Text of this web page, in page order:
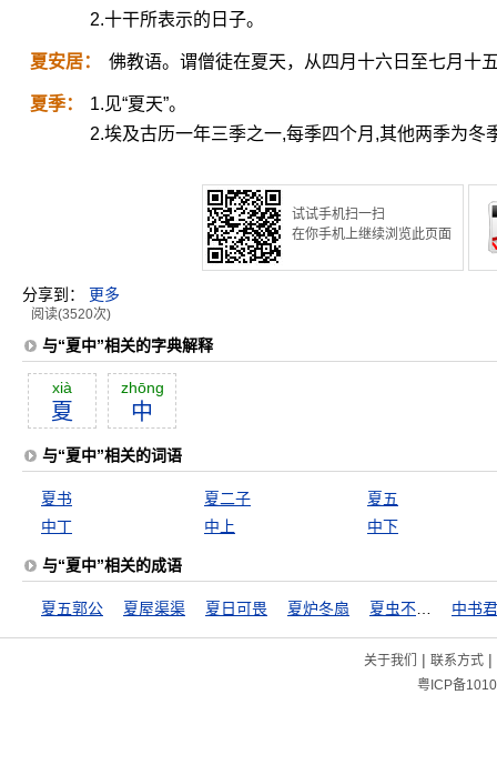
2.十干所表示的日子。
夏安居： 佛教语。谓僧徒在夏天，从四月十六日至七月十
夏季：
1.见“夏天”。
2.埃及古历一年三季之一,每季四个月,其他两季为冬
试试手机扫一扫
在你手机上继续浏览此页面
分享到： 更多
阅读(3520次)
与“夏中”相关的字典解释
xià
夏
zhōng
中
与“夏中”相关的词语
夏书 夏二子
夏五
中丁
中上 中下
与“夏中”相关的成语
夏五郭公 夏屋渠渠 夏日可畏 夏炉冬扇 中书君
关于我们 | 联系方式|
粤ICP备